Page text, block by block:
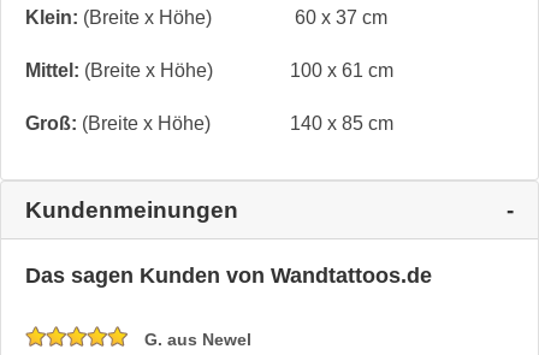
Klein: (Breite x Höhe) 60 x 37 cm
Mittel: (Breite x Höhe) 100 x 61 cm
Groß: (Breite x Höhe) 140 x 85 cm
Kundenmeinungen
Das sagen Kunden von Wandtattoos.de
G. aus Newel